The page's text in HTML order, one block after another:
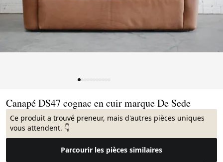
Canapé DS47 cognac en cuir marque De Sede
Ce produit a trouvé preneur, mais d'autres pièces uniques
vous attendent. 👇
Parcourir les pièces similaires